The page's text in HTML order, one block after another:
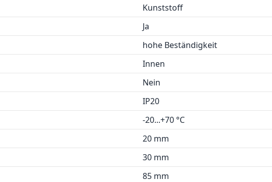
Kunststoff
Ja
hohe Beständigkeit
Innen
Nein
IP20
-20...+70 °C
20 mm
30 mm
85 mm